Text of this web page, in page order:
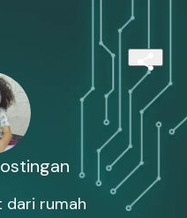
dari rumah